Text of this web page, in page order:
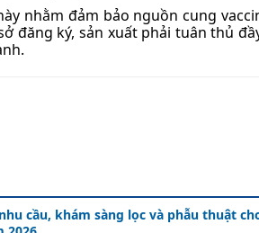
nhằm đảm bảo nguồn cung
đăng ký, sản xuất phải tuân thủ
cầu, khám sàng lọc và phẫu thuật